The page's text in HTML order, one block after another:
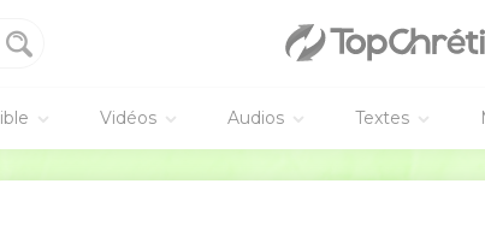
Vidéos Audios Textes